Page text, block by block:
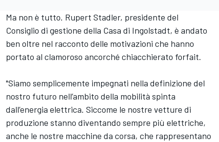
Ma non è tutto. Rupert Stadler, presidente del
Consiglio di gestione della Casa di Ingolstadt, è andato
ben oltre nel racconto delle motivazioni che hanno
portato al clamoroso ancorché chiacchierato forfait.
"Siamo semplicemente impegnati nella definizione del
nostro futuro nell’ambito della mobilità spinta
dall’energia elettrica. Siccome le nostre vetture di
produzione stanno diventando sempre più elettriche,
anche le nostre macchine da corsa, che rappresentano